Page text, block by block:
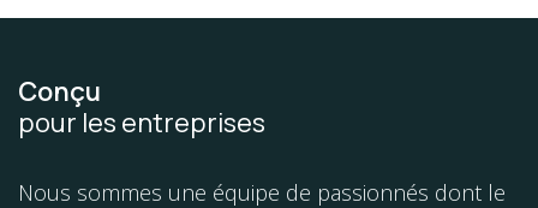
Conçu
pour les entreprises
Nous sommes une équipe de passionnés dont le